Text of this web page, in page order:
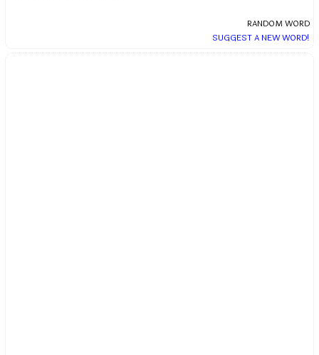
RANDOM WORD
SUGGEST A NEW WORD!